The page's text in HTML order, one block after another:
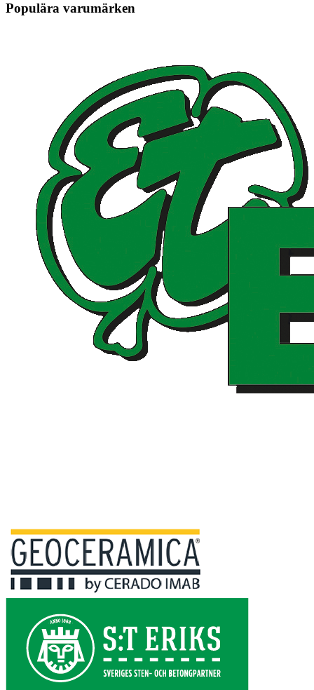
Populära varumärken